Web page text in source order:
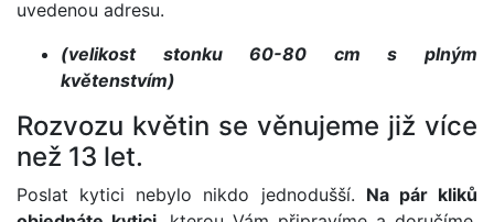
uvedenou adresu.
(velikost stonku 60-80 cm s plným
květenstvím)
Rozvozu květin se věnujeme již více
než 13 let.
Poslat kytici nebylo nikdo jednodušší. Na pár kliků